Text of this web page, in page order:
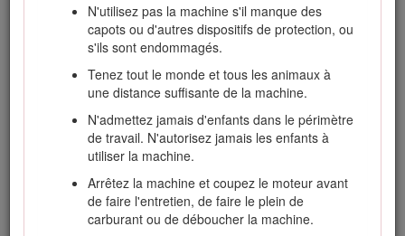
N'utilisez pas la machine s'il manque des
capots ou d'autres dispositifs de protection, ou
s'ils sont endommagés.
Tenez tout le monde et tous les animaux à
une distance suffisante de la machine.
N'admettez jamais d'enfants dans le périmètre
de travail. N'autorisez jamais les enfants à
utiliser la machine.
Arrêtez la machine et coupez le moteur avant
de faire l'entretien, de faire le plein de
carburant ou de déboucher la machine.
vous sur www.Toro.com.
Pour obtenir des prestations de service, des pièces Toro
munissez-vous des numéros de modèle et de série du
produit et contactez un concessionnaire-réparateur agréé ou
le service client Toro. La Figure1indique l'emplacement des
numéros de modèle et de série sur le produit. Inscrivez les
numéros dans l'espace réservé à cet effet.